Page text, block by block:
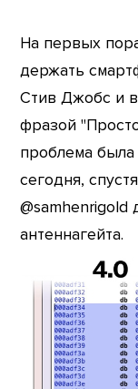
На первых
держать
Стив Джобс и
фразой
проблема была
сегодня,
@samhenrigold
антеннагейта.